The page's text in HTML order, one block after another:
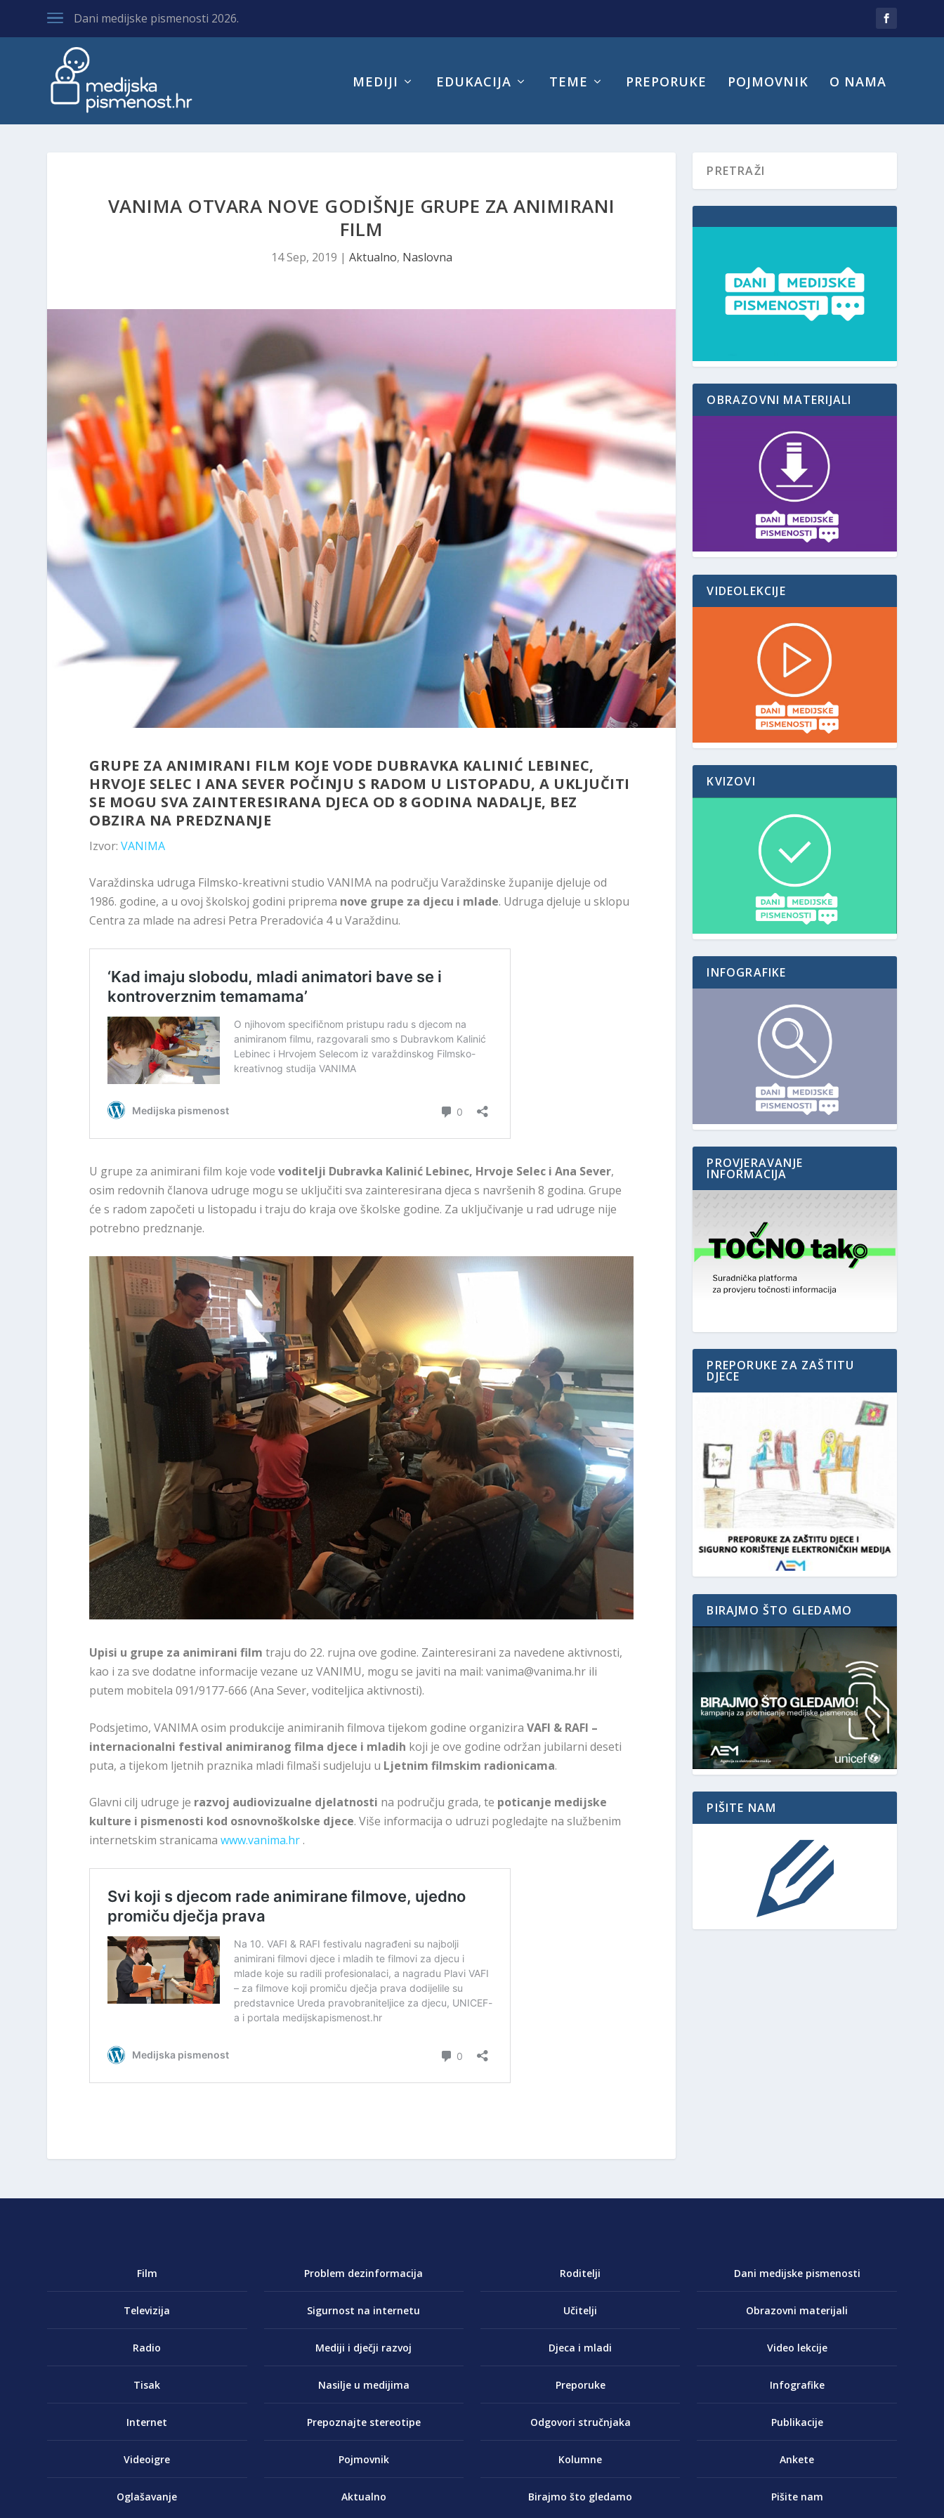
Dani medijske pismenosti 2026.
MEDIJI EDUKACIJA TEME PREPORUKE POJMOVNIK O NAMA
VANIMA OTVARA NOVE GODIŠNJE GRUPE ZA ANIMIRANI
FILM
14 Sep, 2019 | Aktualno, Naslovna
GRUPE ZA ANIMIRANI FILM KOJE VODE DUBRAVKA KALINIĆ LEBINEC,
HRVOJE SELEC I ANA SEVER POČINJU S RADOM U LISTOPADU, A UKLJUČITI
SE MOGU SVA ZAINTERESIRANA DJECA OD 8 GODINA NADALJE, BEZ
OBZIRA NA PREDZNANJE
Izvor:VANIMA
Varaždinska udruga Filmsko-kreativni studio VANIMA na području Varaždinske županije djeluje od
1986. godine, a u ovoj školskoj godini priprema nove grupe za djecu i mlade. Udruga djeluje u sklopu
Centra za mlade na adresi Petra Preradovića 4 u Varaždinu.​​
U grupe za animirani film koje vodevoditelji Dubravka Kalinić Lebinec, Hrvoje Selec i Ana Sever,
osim redovnih članova udruge mogu se uključiti sva zainteresirana djeca s navršenih 8 godina. Grupe
će s radom započeti u listopadu i traju do kraja ove školske godine. Za uključivanje u rad udruge nije
potrebno predznanje.
Upisi u grupe za animirani film traju do 22. rujna ove godine. Zainteresirani za navedene aktivnosti,
kao i za sve dodatne informacije vezane uz VANIMU, mogu se javiti na mail: vanima@vanima.hr ili
putem mobitela 091/9177-666 (Ana Sever, voditeljica aktivnosti).
Podsjetimo, VANIMA osim produkcije animiranih filmova tijekom godine organiziraVAFI & RAFI –
internacionalni festival animiranog filma djece i mladih koji je ove godine održan jubilarni deseti
puta, a tijekom ljetnih praznika mladi filmaši sudjeluju u Ljetnim filmskim radionicama.
Glavni cilj udruge je razvoj audiovizualne djelatnosti na području grada, te poticanje medijske
kulture i pismenosti kod osnovnoškolske djece. Više informacija o udruzi pogledajte na službenim
internetskim stranicamawww.vanima.hr .
OBRAZOVNI MATERIJALI
VIDEOLEKCIJE
KVIZOVI
INFOGRAFIKE
PROVJERAVANJE
INFORMACIJA
PREPORUKE ZA ZAŠTITU
DJECE
BIRAJMO ŠTO GLEDAMO
PIŠITE NAM
Film
Televizija
Radio
Tisak
Internet
Videoigre
Oglašavanje
Problem dezinformacija
Sigurnost na internetu
Mediji i dječji razvoj
Nasilje u medijima
Prepoznajte stereotipe
Pojmovnik
Aktualno
Roditelji
Učitelji
Djeca i mladi
Preporuke
Odgovori stručnjaka
Kolumne
Birajmo što gledamo
Dani medijske pismenosti
Obrazovni materijali
Video lekcije
Infografike
Publikacije
Ankete
Pišite nam